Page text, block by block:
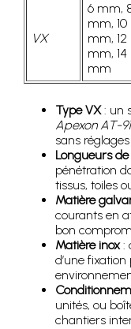
VX
6 mm,
mm, 10
mm, 12
mm, 14
mm
Type VX: un
Apexon AT-
sans
Longueurs
pénétration
tissus, toiles
Matière
courants en
bon
Matière inox:
d’une
unités, ou
chantiers